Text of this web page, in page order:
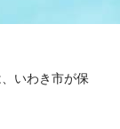
いわき市が保